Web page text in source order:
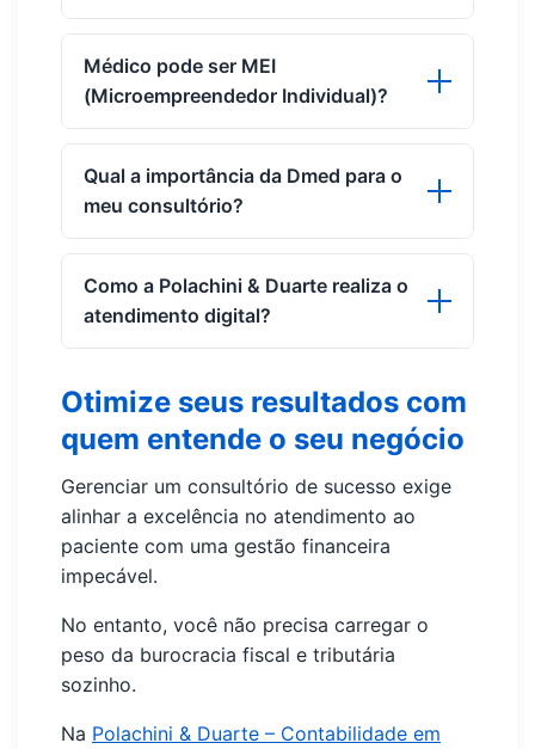
Médico pode ser MEI
(Microempreendedor Individual)?
Qual a importância da Dmed para o
meu consultório?
Como a Polachini & Duarte realiza o
atendimento digital?
Otimize seus resultados com
quem entende o seu negócio
Gerenciar um consultório de sucesso exige
alinhar a excelência no atendimento ao
paciente com uma gestão financeira
impecável.
No entanto, você não precisa carregar o
peso da burocracia fiscal e tributária
sozinho.
Na Polachini & Duarte – Contabilidade em